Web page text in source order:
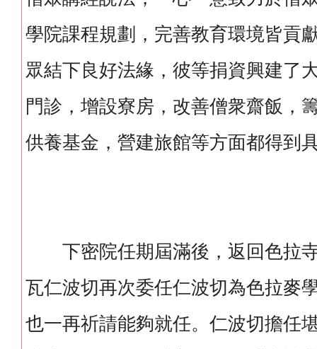
學院課程規劃，完善教育環境皆貢
眾結下良好法緣，彼等捐資興建了
門診，增設寮房，改善僧衆齋飯，
供養基金，營建旅館等方面都得到
下密院任期屆滿後，返回色拉
瓦仁波切再次委任仁波切為色拉麥
也一再祈請能夠就任。仁波切擔任